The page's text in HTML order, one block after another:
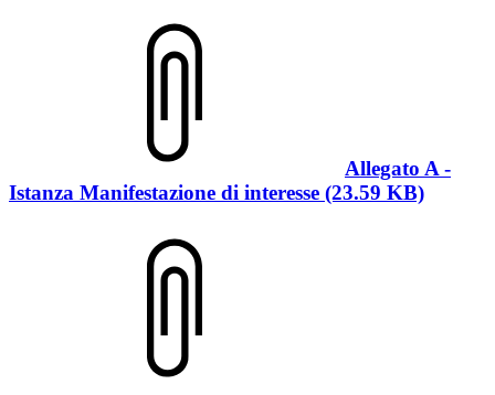
Allegato A -
Istanza Manifestazione di interesse (23.59 KB)